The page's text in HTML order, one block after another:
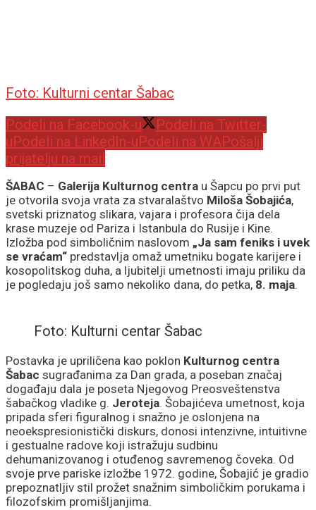
Foto: Kulturni centar Šabac
Podeli na Facebook-u
Podeli na Twitter-
u Podeli na LinkedIn-u Podeli na WAPošalji
prijatelju na mail
ŠABAC – Galerija Kulturnog centra u Šapcu po prvi put
je otvorila svoja vrata za stvaralaštvo Miloša Šobajića,
svetski priznatog slikara, vajara i profesora čija dela
krase muzeje od Pariza i Istanbula do Rusije i Kine.
Izložba pod simboličnim naslovom „Ja sam feniks i uvek
se vraćam“ predstavlja omaž umetniku bogate karijere i
kosopolitskog duha, a ljubitelji umetnosti imaju priliku da
je pogledaju još samo nekoliko dana, do petka, 8. maja.
Foto: Kulturni centar Šabac
Postavka je upriličena kao poklon Kulturnog centra
Šabac sugrađanima za Dan grada, a poseban značaj
događaju dala je poseta Njegovog Preosveštenstva
šabačkog vladike g. Jeroteja. Šobajićeva umetnost, koja
pripada sferi figuralnog i snažno je oslonjena na
neoekspresionistički diskurs, donosi intenzivne, intuitivne
i gestualne radove koji istražuju sudbinu
dehumanizovanog i otuđenog savremenog čoveka. Od
svoje prve pariske izložbe 1972. godine, Šobajić je gradio
prepoznatljiv stil prožet snažnim simboličkim porukama i
filozofskim promišljanjima.